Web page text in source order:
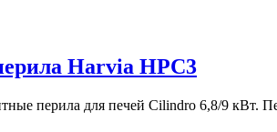
Harvia HPC3
перила для печей Cilindro 6,8/9 кВт.